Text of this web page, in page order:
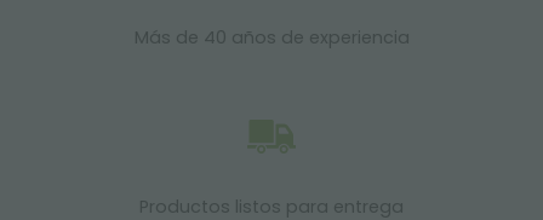
Más de 40 años de experiencia
Productos listos para entrega